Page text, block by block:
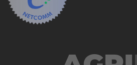
Oriental Koshin
Outdoorchef